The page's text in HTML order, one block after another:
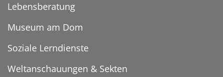
Lebensberatung
Museum am Dom
Soziale Lerndienste
Weltanschauungen & Sekten